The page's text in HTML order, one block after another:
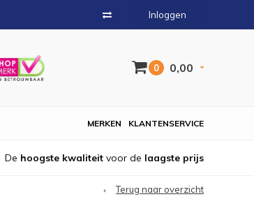
Inloggen
0 0,00
KLANTENSERVICE
MERKEN
De hoogste kwaliteit voor de laagste prijs
Terug naar overzicht